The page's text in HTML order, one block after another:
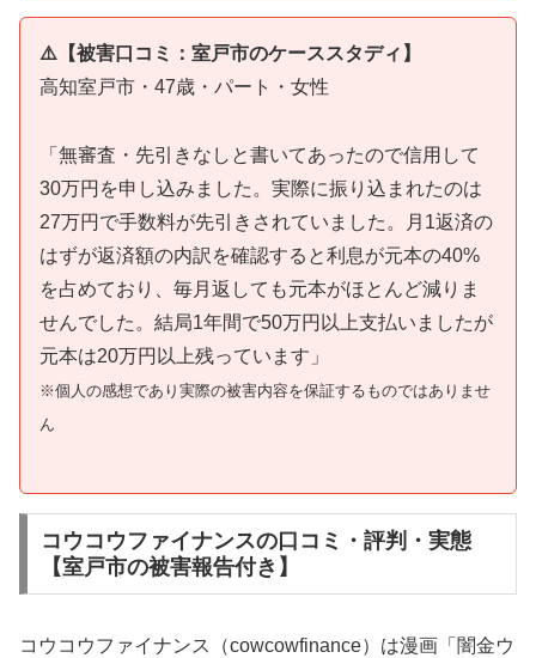
⚠️【被害口コミ：室戸市のケーススタディ】
高知室戸市・47歳・パート・女性
「無審査・先引きなしと書いてあったので信用して
30万円を申し込みました。実際に振り込まれたのは
27万円で手数料が先引きされていました。月1返済の
はずが返済額の内訳を確認すると利息が元本の40%
を占めており、毎月返しても元本がほとんど減りま
せんでした。結局1年間で50万円以上支払いましたが
元本は20万円以上残っています」
※個人の感想であり実際の被害内容を保証するものではありませ
ん
コウコウファイナンスの口コミ・評判・実態
【室戸市の被害報告付き】
コウコウファイナンス（cowcowfinance）は漫画「闇金ウ